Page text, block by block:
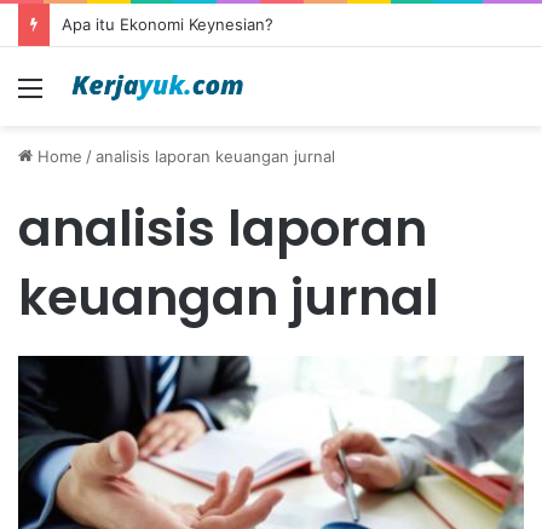
Apa itu Ekonomi Keynesian?
Menu
Home /analisis laporan keuangan jurnal
analisis laporan
keuangan jurnal